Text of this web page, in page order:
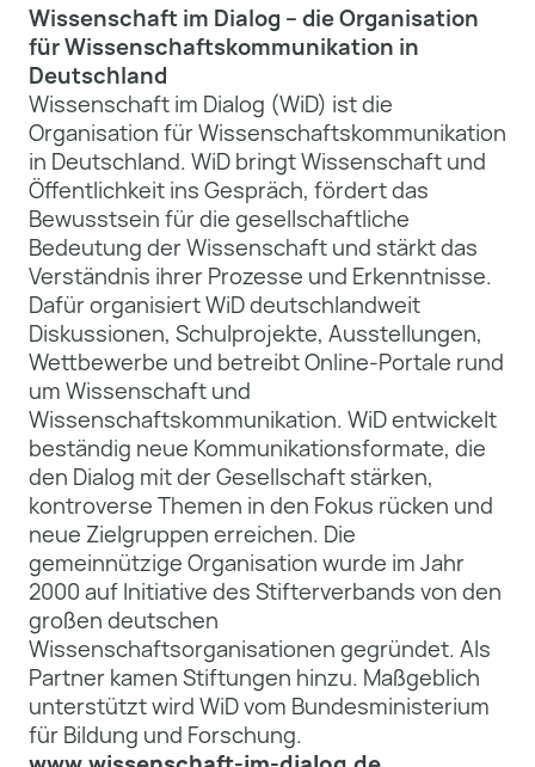
Wissenschaft im Dialog – die Organisation
für Wissenschaftskommunikation in
Deutschland
Wissenschaft im Dialog (WiD) ist die
Organisation für Wissenschaftskommunikation
in Deutschland. WiD bringt Wissenschaft und
Öffentlichkeit ins Gespräch, fördert das
Bewusstsein für die gesellschaftliche
Bedeutung der Wissenschaft und stärkt das
Verständnis ihrer Prozesse und Erkenntnisse.
Dafür organisiert WiD deutschlandweit
Diskussionen, Schulprojekte, Ausstellungen,
Wettbewerbe und betreibt Online-Portale rund
um Wissenschaft und
Wissenschaftskommunikation. WiD entwickelt
beständig neue Kommunikationsformate, die
den Dialog mit der Gesellschaft stärken,
kontroverse Themen in den Fokus rücken und
neue Zielgruppen erreichen. Die
gemeinnützige Organisation wurde im Jahr
2000 auf Initiative des Stifterverbands von den
großen deutschen
Wissenschaftsorganisationen gegründet. Als
Partner kamen Stiftungen hinzu. Maßgeblich
unterstützt wird WiD vom Bundesministerium
für Bildung und Forschung.